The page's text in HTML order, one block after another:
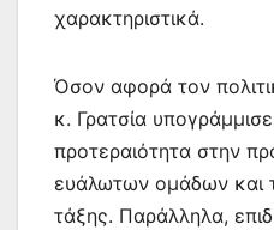
χαρακτηριστικά.
Όσον αφορά τον
κ. Γρατσία υπογράμμισε
προτεραιότητα στην
ευάλωτων ομάδων και
τάξης. Παράλληλα,